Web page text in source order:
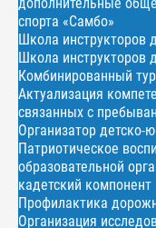
спорта «Самбо»
Школа инструкторов
Школа инструкторов
Комбинированный
Актуализация
связанных с
Организатор детско-
Патриотическое
образовательной
кадетский компонент
Профилактика
Организация